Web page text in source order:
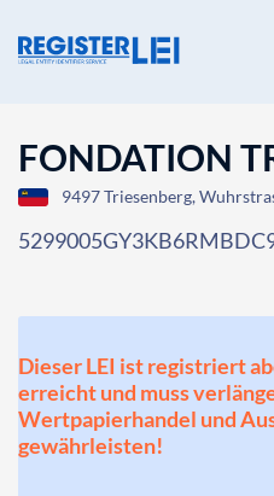
FONDATION
9497 Triesenberg,
Dieser LEI ist registriert
erreicht und muss
Wertpapierhandel und
gewährleisten!